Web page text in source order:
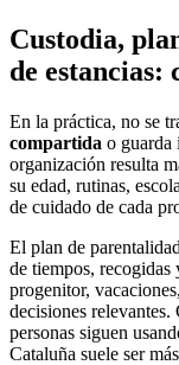
Custodia,
de estancias:
En la práctica, no se
compartida o guarda
organización resulta
su edad, rutinas,
de cuidado de cada
El plan de
de tiempos, recogidas
progenitor,
decisiones
personas siguen
Cataluña suele ser